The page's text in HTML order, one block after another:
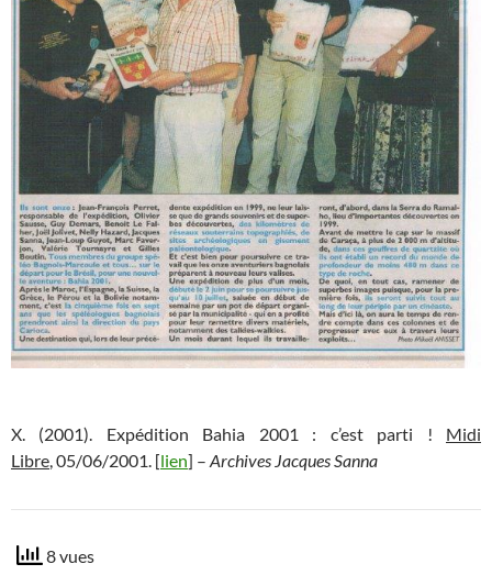
X. (2001). Expédition Bahia 2001 : c’est parti ! Midi
Libre, 05/06/2001. [lien] – Archives Jacques Sanna
8 vues